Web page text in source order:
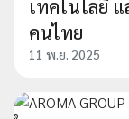
เทคโนโลยี
คนไทย
11 พ.ย. 2025